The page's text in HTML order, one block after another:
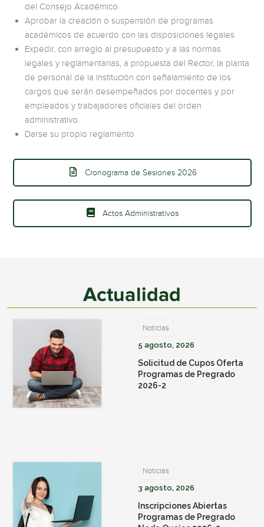
del Consejo Académico.
Aprobar la creación o suspensión de programas
académicos de acuerdo con las disposiciones legales
Expedir, con arreglo al presupuesto y a las normas
legales y reglamentarias, a propuesta del Rector, la planta
de personal de la institución con señalamiento de los
cargos que serán desempeñados por docentes y por
empleados y trabajadores oficiales del orden
administrativo.
Darse su propio reglamento
Cronograma de Sesiones 2026
Actos Administrativos
Actualidad
Noticias
5 agosto, 2026
Solicitud de Cupos Oferta
Programas de Pregrado
2026-2
Noticias
3 agosto, 2026
Inscripciones Abiertas
Programas de Pregrado